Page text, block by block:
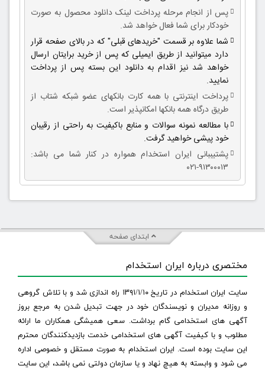
پس از انجام مرحله پرداخت لینک دانلود محصول به صورت
خودکار برای شما فعال خواهد شد.
شما علاوه بر قسمت "خریدهای قبلی" که در بالای صفحه قرار
دارد میتوانید از طریق ایمیلی که پس از خرید برایتان ارسال
خواهد شد نیز اقدام به دانلود این بسته پس از پرداخت
نمایید.
پرداخت اینترنتی با همه کارت بانکهای عضو شبکه شتاب از
طریق درگاه همه بانکها امکانپذیر است.
با مطالعه نمونه سوالات و منابع باکیفیت به راحتی از رقیبان
خود پیشی خواهید گرفت.
پشتیببانی ایران استخدام همواره در کنار شما می باشد:
۹۱۳۰۰۰۱۳-۰۲۱
ابتدای صفحه
مختصری درباره ایران استخدام
سایت ایران استخدام در تاریخ ۱۳۹۱/۱/۱۰ راه اندازی شد و با تلاش گروهی
و روزانه مدیران و نویسندگان خود در جهت تبدیل شدن به مرجع بروز
آگهی های استخدامی گام برداشت. سعی همیشگی همکاران ما ارائه
مطلوب و با کیفیت آگهی های استخدامی خدمت بازدیدکنندگان محترم
این سایت بوده است. ایران استخدام به صورت مستقل و خصوصی اداره
می شود و وابسته به هیچ نهاد و یا سازمان دولتی نمی باشد، این سایت